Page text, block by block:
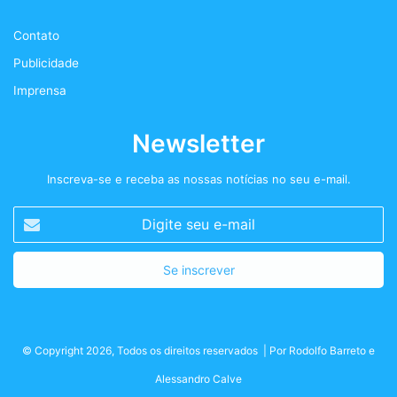
Contato
Publicidade
Imprensa
Newsletter
Inscreva-se e receba as nossas notícias no seu e-mail.
seu
e-
© Copyright 2026, Todos os direitos reservados | Por Rodolfo Barreto e
Alessandro Calve